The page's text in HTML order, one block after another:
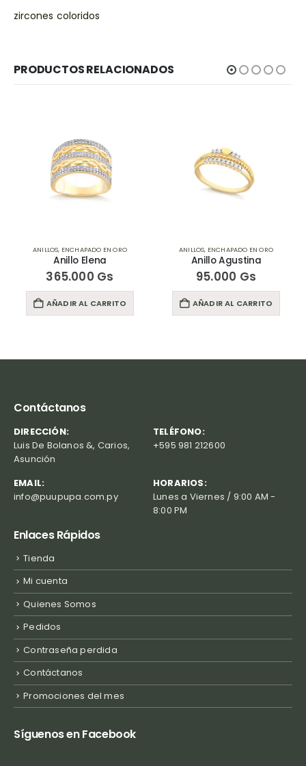
zircones coloridos
PRODUCTOS RELACIONADOS
ANILLOS, ENCHAPADO EN ORO
Anillo Elena
365.000 Gs
AÑADIR AL CARRITO
ANILLOS, ENCHAPADO EN ORO
Anillo Agustina
95.000 Gs
AÑADIR AL CARRITO
Contáctanos
DIRECCIÓN:
Luis De Bolanos &, Carios,
Asunción
TELÉFONO:
+595 981 212600
EMAIL:
info@puupupa.com.py
HORARIOS:
Lunes a Viernes / 9:00 AM -
8:00 PM
Enlaces Rápidos
Tienda
Mi cuenta
Quienes Somos
Pedidos
Contraseña perdida
Contáctanos
Promociones del mes
Síguenos en Facebook